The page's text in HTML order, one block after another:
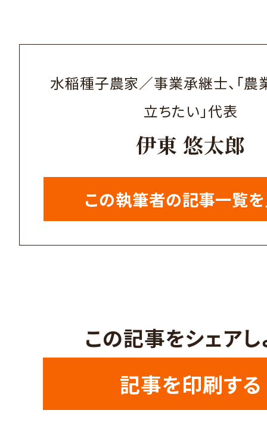
水稲種子農家／事業承継士、「農
立ちたい」代表
伊東 悠太郎
この執筆者の記事一覧
この記事をシェアし
記事を印刷する